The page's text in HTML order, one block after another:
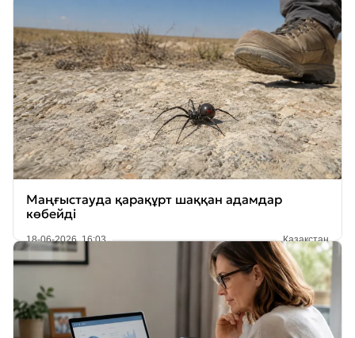
Маңғыстауда қарақұрт шаққан адамдар
көбейді
18-06-2026, 16:03 Қазақстан